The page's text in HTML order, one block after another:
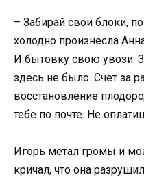
– Забирай свои блоки,
холодно произнесла
И бытовку свою увози.
здесь не было. Счет за
восстановление
тебе по почте. Не
Игорь метал громы и
кричал, что она